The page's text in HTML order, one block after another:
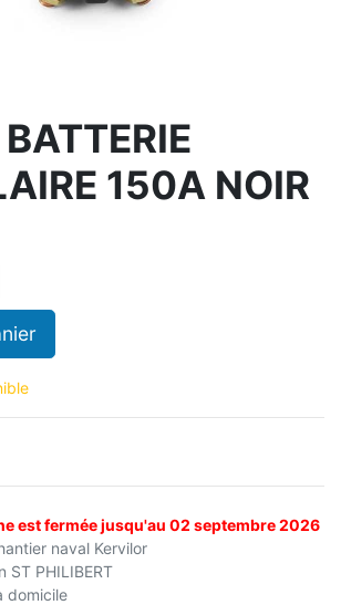
150A NOIR
est fermée jusqu'au 02 septembre 2026
naval Kervilor
ST PHILIBERT
domicile